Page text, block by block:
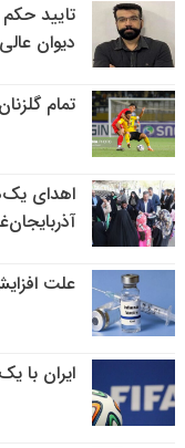
تایید
دیوان
تمام
اهدای
علت
ایران با